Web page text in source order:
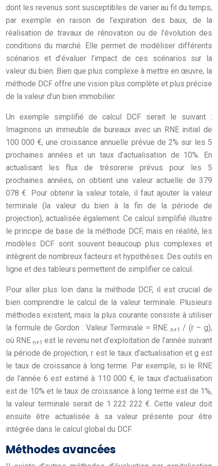
dont les revenus sont susceptibles de varier au fil du temps,
par exemple en raison de l’expiration des baux, de la
réalisation de travaux de rénovation ou de l’évolution des
conditions du marché. Elle permet de modéliser différents
scénarios et d’évaluer l’impact de ces scénarios sur la
valeur du bien. Bien que plus complexe à mettre en œuvre, la
méthode DCF offre une vision plus complète et plus précise
de la valeur d’un bien immobilier.
Un exemple simplifié de calcul DCF serait le suivant :
Imaginons un immeuble de bureaux avec un RNE initial de
100 000 €, une croissance annuelle prévue de 2% sur les 5
prochaines années et un taux d’actualisation de 10%. En
actualisant les flux de trésorerie prévus pour les 5
prochaines années, on obtient une valeur actuelle de 379
078 €. Pour obtenir la valeur totale, il faut ajouter la valeur
terminale (la valeur du bien à la fin de la période de
projection), actualisée également. Ce calcul simplifié illustre
le principe de base de la méthode DCF, mais en réalité, les
modèles DCF sont souvent beaucoup plus complexes et
intègrent de nombreux facteurs et hypothèses. Des outils en
ligne et des tableurs permettent de simplifier ce calcul.
Pour aller plus loin dans la méthode DCF, il est crucial de
bien comprendre le calcul de la valeur terminale. Plusieurs
méthodes existent, mais la plus courante consiste à utiliser
la formule de Gordon : Valeur Terminale = RNE n+1/ (r – g),
où RNE n+1est le revenu net d’exploitation de l’année suivant
la période de projection, r est le taux d’actualisation et g est
le taux de croissance à long terme. Par exemple, si le RNE
de l’année 6 est estimé à 110 000 €, le taux d’actualisation
est de 10% et le taux de croissance à long terme est de 1%,
la valeur terminale serait de 1 222 222 €. Cette valeur doit
ensuite être actualisée à sa valeur présente pour être
intégrée dans le calcul global du DCF.
Méthodes avancées